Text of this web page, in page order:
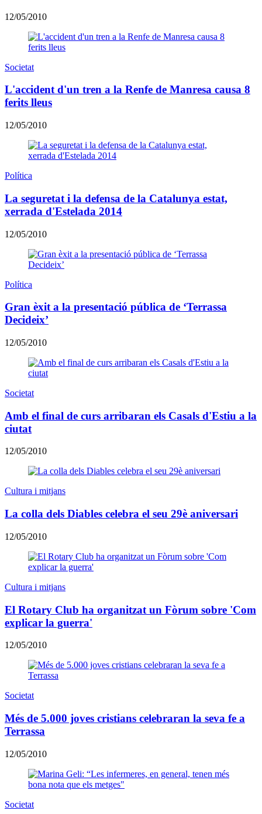
12/05/2010
Societat
L'accident d'un tren a la Renfe de Manresa causa 8
ferits lleus
12/05/2010
Política
La seguretat i la defensa de la Catalunya estat,
xerrada d'Estelada 2014
12/05/2010
Política
Gran èxit a la presentació pública de ‘Terrassa
Decideix’
12/05/2010
Societat
Amb el final de curs arribaran els Casals d'Estiu a la
ciutat
12/05/2010
Cultura i mitjans
La colla dels Diables celebra el seu 29è aniversari
12/05/2010
Cultura i mitjans
El Rotary Club ha organitzat un Fòrum sobre 'Com
explicar la guerra'
12/05/2010
Societat
Més de 5.000 joves cristians celebraran la seva fe a
Terrassa
12/05/2010
Societat